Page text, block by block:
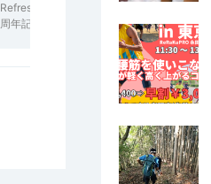
Refresh RUN & STRIDE LAB オープン10
周年記念 RUN
2026/6/7